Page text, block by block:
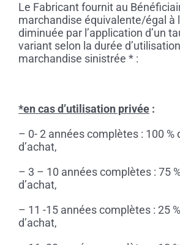
Le Fabricant fournit au
marchandise équivalente/égal à
diminuée par l’application d’un
variant selon la durée
marchandise sinistrée * :
*en cas d’utilisation privée:
– 0- 2 années complètes : 100 %
d’achat,
– 3 – 10 années complètes : 75
d’achat,
– 11 -15 années complètes : 25
d’achat,